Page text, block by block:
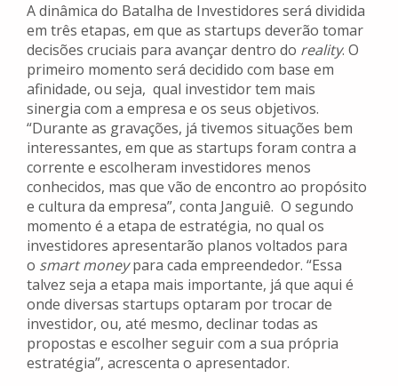
A dinâmica do Batalha de Investidores será dividida
em três etapas, em que as startups deverão tomar
decisões cruciais para avançar dentro do reality. O
primeiro momento será decidido com base em
afinidade, ou seja, qual investidor tem mais
sinergia com a empresa e os seus objetivos.
“Durante as gravações, já tivemos situações bem
interessantes, em que as startups foram contra a
corrente e escolheram investidores menos
conhecidos, mas que vão de encontro ao propósito
e cultura da empresa”, conta Janguiê. O segundo
momento é a etapa de estratégia, no qual os
investidores apresentarão planos voltados para
o smart moneypara cada empreendedor. “Essa
talvez seja a etapa mais importante, já que aqui é
onde diversas startups optaram por trocar de
investidor, ou, até mesmo, declinar todas as
propostas e escolher seguir com a sua própria
estratégia”, acrescenta o apresentador.